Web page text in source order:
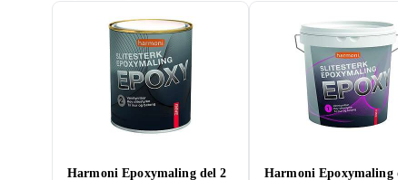
Harmoni Epoxymaling del 2
Harmoni Epoxymaling